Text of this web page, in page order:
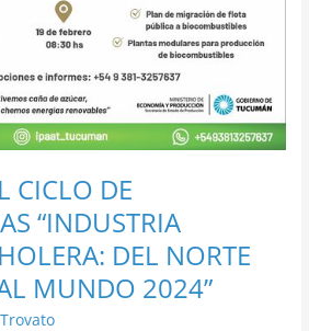
CICLO DE
“INDUSTRIA
DEL NORTE
MUNDO 2024”